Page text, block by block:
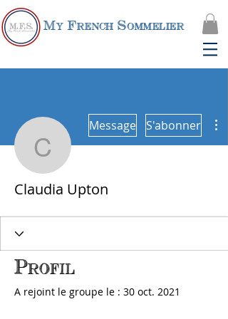
My French Sommelier
Claudia Upton
Message S'abonner
Claudia Upton
Profil
A rejoint le groupe le : 30 oct. 2021